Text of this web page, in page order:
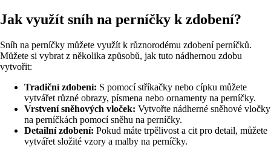
Jak využít sníh na perníčky k zdobení?
Sníh na perníčky můžete využít k různorodému zdobení perníčků.
Můžete si vybrat z několika způsobů, jak tuto nádhernou zdobu
vytvořit:
Tradiční zdobení: S pomocí stříkačky nebo cípku můžete
vytvářet různé obrazy, písmena nebo ornamenty na perníčky.
Vrstvení sněhových vloček: Vytvořte nádherné sněhové vločky
na perníčkách pomocí sněhu na perníčky.
Detailní zdobení: Pokud máte trpělivost a cit pro detail, můžete
vytvářet složité vzory a malby na perníčky.